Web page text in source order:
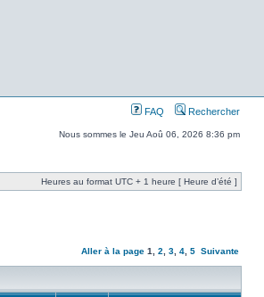
FAQ Rechercher
Nous sommes le Jeu Aoû 06, 2026 8:36 pm
Heures au format UTC + 1 heure [ Heure d’été ]
Aller à la page 1 2 3 4 5 Suivante